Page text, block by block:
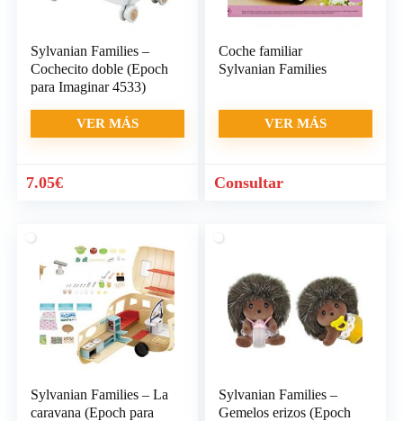
Sylvanian Families –
Cochecito doble (Epoch
para Imaginar 4533)
VER MÁS
7.05€
Coche familiar
Sylvanian Families
VER MÁS
Consultar
Sylvanian Families – La
caravana (Epoch para
Sylvanian Families –
Gemelos erizos (Epoch